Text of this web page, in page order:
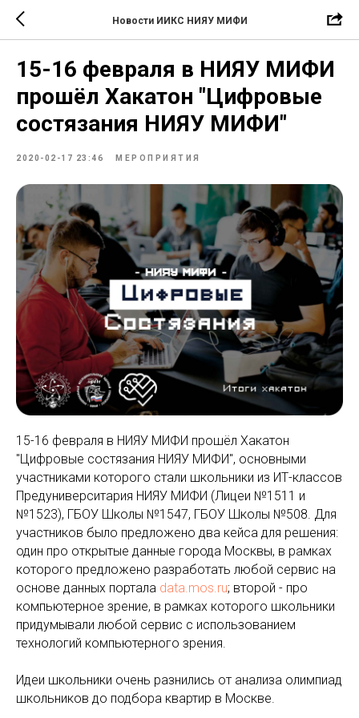
Новости ИИКС НИЯУ МИФИ
15-16 февраля в НИЯУ МИФИ
прошёл Хакатон "Цифровые
состязания НИЯУ МИФИ"
2020-02-17 23:46 МЕРОПРИЯТИЯ
15-16 февраля в НИЯУ МИФИ прошёл Хакатон
"Цифровые состязания НИЯУ МИФИ", основными
участниками которого стали школьники из ИТ-классов
Предуниверситария НИЯУ МИФИ (Лицеи №1511 и
№1523), ГБОУ Школы №1547, ГБОУ Школы №508. Для
участников было предложено два кейса для решения:
один про открытые данные города Москвы, в рамках
которого предложено разработать любой сервис на
основе данных портала data.mos.ru; второй - про
компьютерное зрение, в рамках которого школьники
придумывали любой сервис с использованием
технологий компьютерного зрения.
Идеи школьники очень разнились от анализа олимпиад
школьников до подбора квартир в Москве.